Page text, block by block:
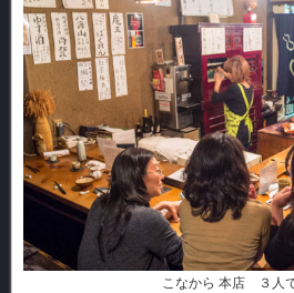
こなから 本店 ３人